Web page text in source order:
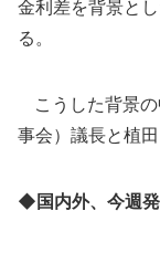
金利差を背景と
る。
こうした背景の
事会）議長と植
◆国内外、今週